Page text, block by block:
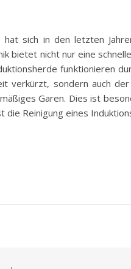
hat sich in den letzten
bietet nicht nur eine
funktionieren
verkürzt, sondern auch
Garen. Dies ist
die Reinigung eines